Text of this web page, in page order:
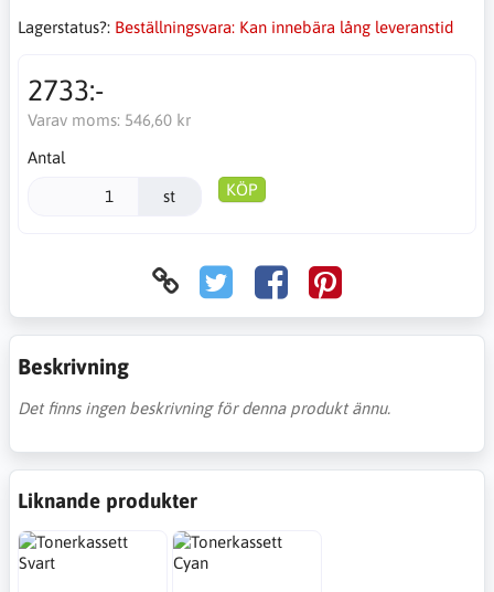
Lagerstatus?: Beställningsvara: Kan innebära lång leveranstid
2733:-
Varav moms: 546,60 kr
Antal
st KÖP
Beskrivning
Det finns ingen beskrivning för denna produkt ännu.
Liknande produkter